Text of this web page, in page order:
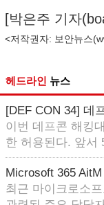
[박은주 기자(
<저작권자: 보안뉴스(
헤드라인 뉴스
[DEF CON 34] 데
이번 데프콘 해킹
한 허용된다. 앞서
Microsoft 365
최근 마이크로소